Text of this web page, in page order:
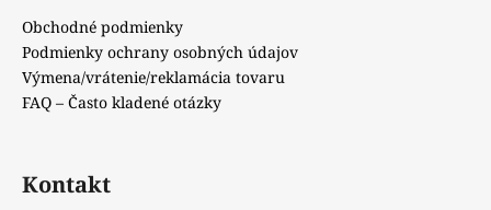
i
e
Obchodné podmienky
Podmienky ochrany osobných údajov
Výmena/vrátenie/reklamácia tovaru
FAQ – Často kladené otázky
Kontakt